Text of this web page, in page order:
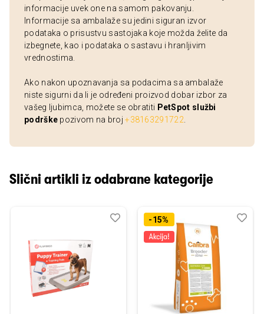
informacije uvek one na samom pakovanju.
Informacije sa ambalaže su jedini siguran izvor
podataka o prisustvu sastojaka koje možda želite da
izbegnete, kao i podataka o sastavu i hranljivim
vrednostima.
Ako nakon upoznavanja sa podacima sa ambalaže
niste sigurni da li je određeni proizvod dobar izbor za
vašeg ljubimca, možete se obratiti PetSpot službi
podrške pozivom na broj+38163291722
Slični artikli iz odabrane kategorije
Dodaj
Uporedi-15%